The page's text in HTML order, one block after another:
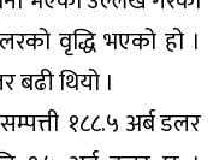
वृद्धि भएको हो ।
बढी थियो ।
१८८.५ अर्ब डलर